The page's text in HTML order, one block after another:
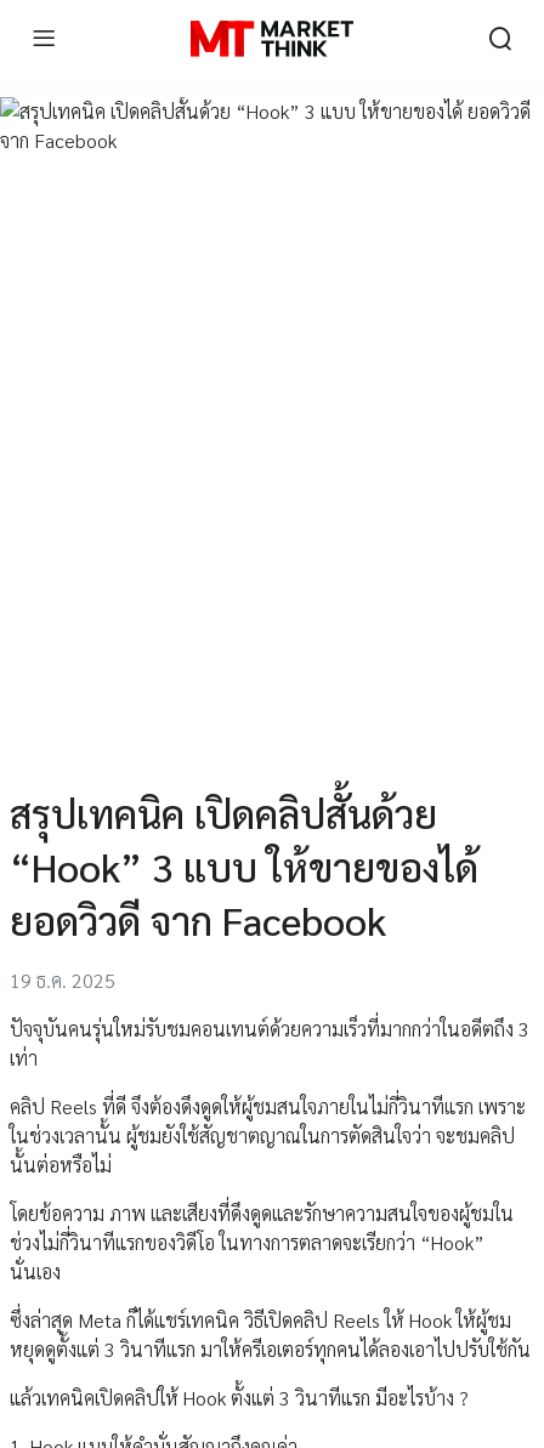
สรุปเทคนิค เปิดคลิปสั้นด้วย
“Hook” 3 แบบ ให้ขายของได้
ยอดวิวดี จาก Facebook
19 ธ.ค. 2025
ปัจจุบันคนรุ่นใหม่รับชมคอนเทนต์ด้วยความเร็วที่มากกว่าในอดีตถึง 3
เท่า
คลิป Reels ที่ดี จึงต้องดึงดูดให้ผู้ชมสนใจภายในไม่กี่วินาทีแรก เพราะ
ในช่วงเวลานั้น ผู้ชมยังใช้สัญชาตญาณในการตัดสินใจว่า จะชมคลิป
นั้นต่อหรือไม่
โดยข้อความ ภาพ และเสียงที่ดึงดูดและรักษาความสนใจของผู้ชมใน
ช่วงไม่กี่วินาทีแรกของวิดีโอ ในทางการตลาดจะเรียกว่า “Hook”
นั่นเอง
ซึ่งล่าสุด Meta ก็ได้แชร์เทคนิค วิธีเปิดคลิป Reels ให้ Hook ให้ผู้ชม
หยุดดูตั้งแต่ 3 วินาทีแรก มาให้ครีเอเตอร์ทุกคนได้ลองเอาไปปรับใช้กัน
แล้วเทคนิคเปิดคลิปให้ Hook ตั้งแต่ 3 วินาทีแรก มีอะไรบ้าง ?